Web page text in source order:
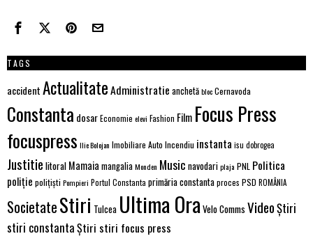
TAGS
accidentActualitateAdministratie anchetăblocCernavoda
Constanta dosarEconomie elevi Fashion Film Focus Press
focuspress Ilie Bolojan Imobiliare Auto Incendiu instanta isu dobrogea
Justitie litoral Mamaia mangalia Monden Music navodariplaja PNL Politica
poliție polițiști Pompieri Portul Constanta primăria constantaproces PSD ROMÂNIA
SocietateStiri Tulcea Ultima Ora Velo Comms VideoȘtiri
stiri constantaȘtiri stiri focus press